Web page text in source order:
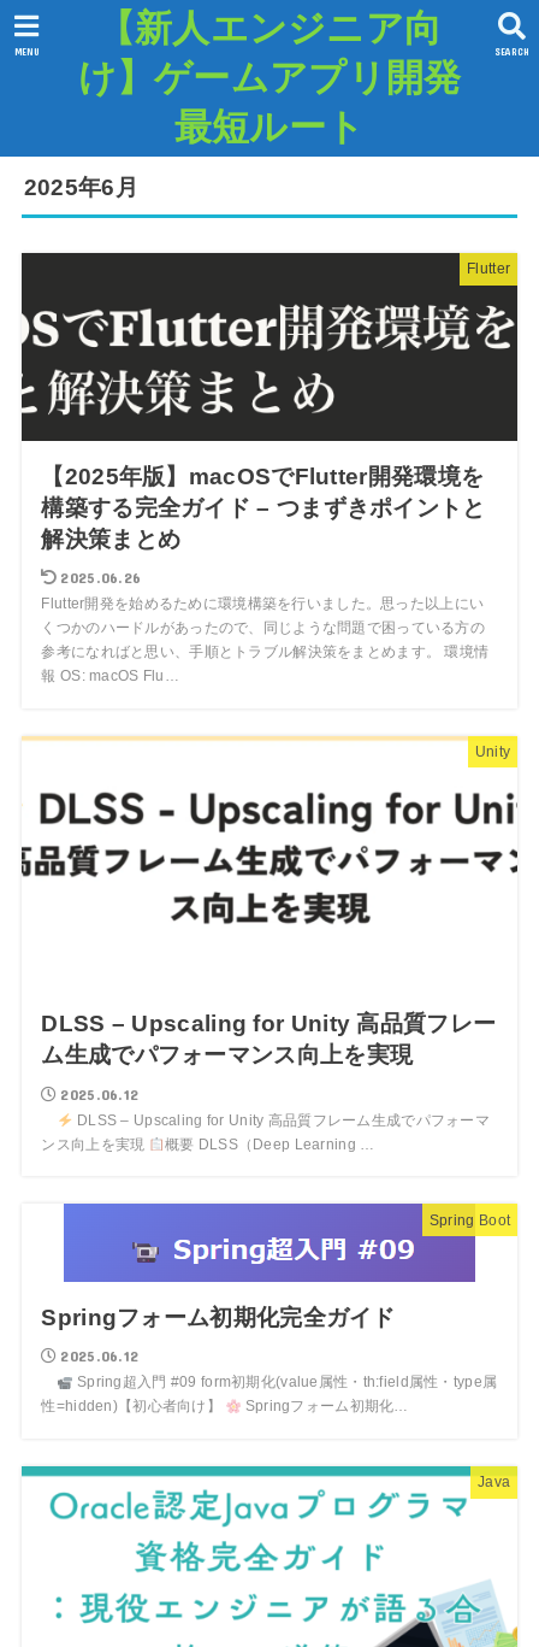
【新人エンジニア向
け】ゲームアプリ開発
最短ルート
SEARCH
MENU
2025年6月
Flutter
【2025年版】macOSでFlutter開発環境を
構築する完全ガイド – つまずきポイントと
解決策まとめ
2025.06.26
Flutter開発を始めるために環境構築を行いました。思った以上にい
くつかのハードルがあったので、同じような問題で困っている方の
参考になればと思い、手順とトラブル解決策をまとめます。 環境情
報 OS: macOS Flu…
Unity
DLSS – Upscaling for Unity 高品質フレー
ム生成でパフォーマンス向上を実現
2025.06.12
DLSS – Upscaling for Unity 高品質フレーム生成でパフォーマ
ンス向上を実現
概要 DLSS（Deep Learning …
Spring Boot
Springフォーム初期化完全ガイド
2025.06.12
Spring超入門 #09 form初期化(value属性・th:field属性・type属
性=hidden)【初心者向け】
Springフォーム初期化…
Java